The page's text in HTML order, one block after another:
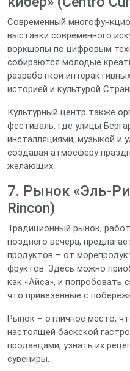
Современный
выставки современного
воркшопы по цифровым
собираются молодые
разработкой
историей и культурой
Культурный центр также
фестиваль, где улицы
инсталляциями, музыкой и
создавая атмосферу
желающих.
7. Рынок «Эль-
Rincon)
Традиционный рынок,
позднего вечера,
продуктов – от
фруктов. Здесь можно
как «Айса», и попробовать
что привезённые с
Рынок – отличное место,
настоящей баскской
продавцами, узнать их
сувениры.